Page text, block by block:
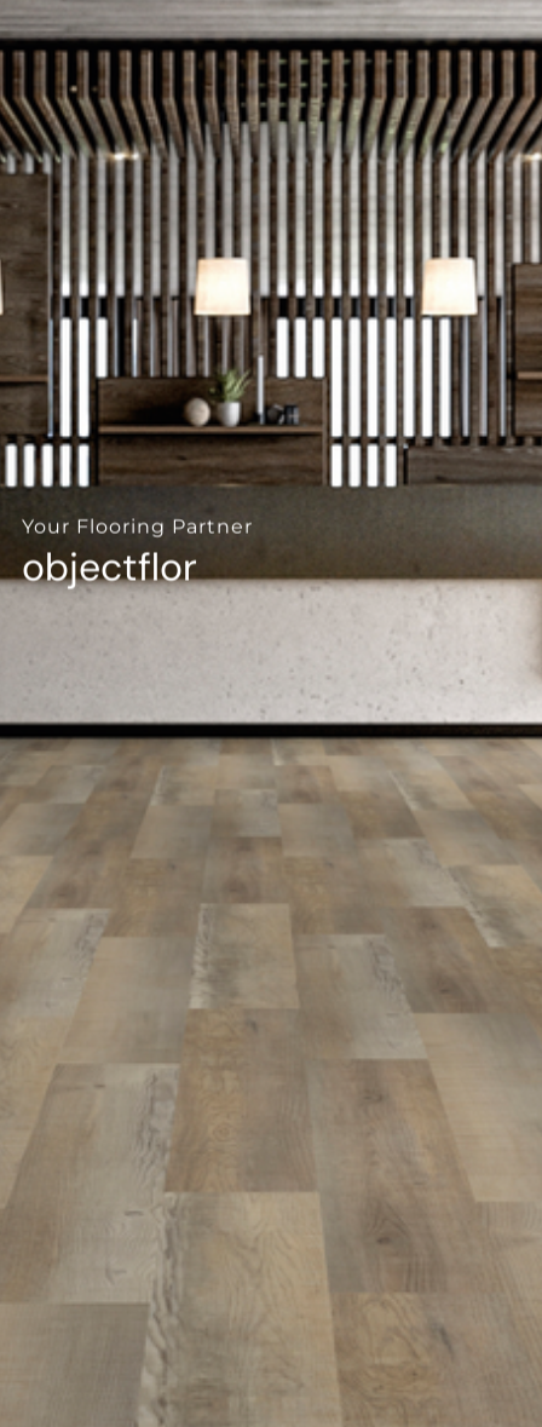
--
--
--
Your Flooring Partner
objectflor